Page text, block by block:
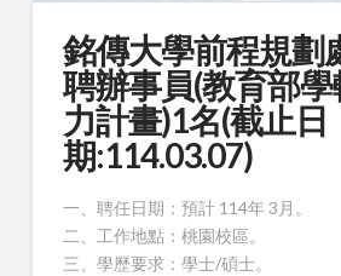
銘傳大學前程規劃
聘辦事員(教育部
力計畫)1名(截止日
期:114.03.07)
一、聘任日期：預計 114年 3月。
二、工作地點：桃園校區。
三、學歷要求：學士/碩士。